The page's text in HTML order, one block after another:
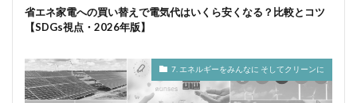
省エネ家電への買い替えで電気代はいくら安くなる？比較とコツ
【SDGs視点・2026年版】
7. エネルギーをみんなに そしてクリーンに